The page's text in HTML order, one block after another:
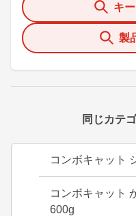
キ
製
同じカテ
コンボキャット
コンボキャット
600g